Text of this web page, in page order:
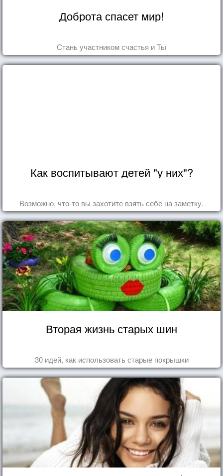
Доброта спасет мир!
Стань участником счастья и Ты
Как воспитывают детей "у них"?
Возможно, что-то вы захотите взять себе на заметку.
Вторая жизнь старых шин
30 идей, как использовать старые покрышки